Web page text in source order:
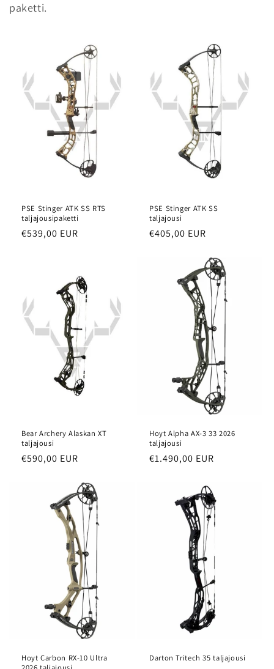
paketti.
PSE Stinger ATK SS RTS
taljajousipaketti
Normaalihinta
€539,00 EUR
PSE Stinger ATK SS
taljajousi
Normaalihinta
€405,00 EUR
Bear Archery Alaskan XT
taljajousi
Normaalihinta
€590,00 EUR
Hoyt Alpha AX-3 33 2026
taljajousi
Normaalihinta
€1.490,00 EUR
Hoyt Carbon RX-10 Ultra
Darton Tritech 35 taljajousi